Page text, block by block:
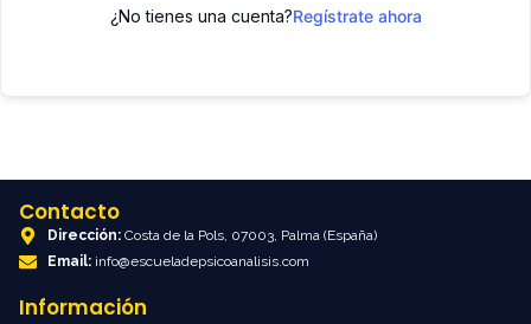
¿No tienes una cuenta?Regístrate ahora
Contacto
Dirección: Costa de la Pols, 07003, Palma (España)
Email: info@escueladepsicoanalisis.com
Información